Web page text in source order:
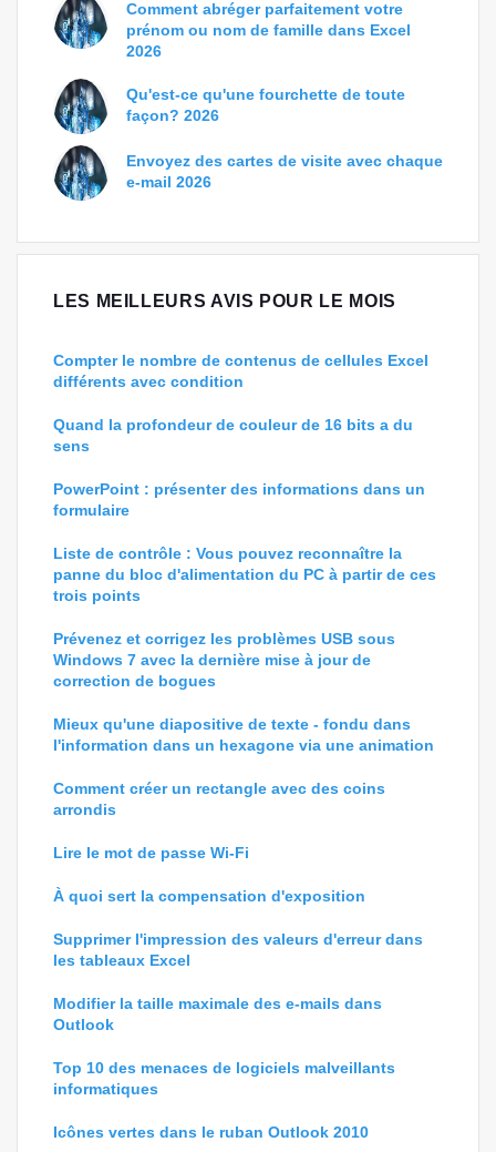
Comment abréger parfaitement votre
prénom ou nom de famille dans Excel
2026
Qu'est-ce qu'une fourchette de toute
façon? 2026
Envoyez des cartes de visite avec chaque
e-mail 2026
LES MEILLEURS AVIS POUR LE MOIS
Compter le nombre de contenus de cellules Excel
différents avec condition
Quand la profondeur de couleur de 16 bits a du
sens
PowerPoint : présenter des informations dans un
formulaire
Liste de contrôle : Vous pouvez reconnaître la
panne du bloc d'alimentation du PC à partir de ces
trois points
Prévenez et corrigez les problèmes USB sous
Windows 7 avec la dernière mise à jour de
correction de bogues
Mieux qu'une diapositive de texte - fondu dans
l'information dans un hexagone via une animation
Comment créer un rectangle avec des coins
arrondis
Lire le mot de passe Wi-Fi
À quoi sert la compensation d'exposition
Supprimer l'impression des valeurs d'erreur dans
les tableaux Excel
Modifier la taille maximale des e-mails dans
Outlook
Top 10 des menaces de logiciels malveillants
informatiques
Icônes vertes dans le ruban Outlook 2010